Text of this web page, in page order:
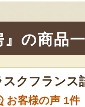
』の商品
スクフランス
お客様の声 1件